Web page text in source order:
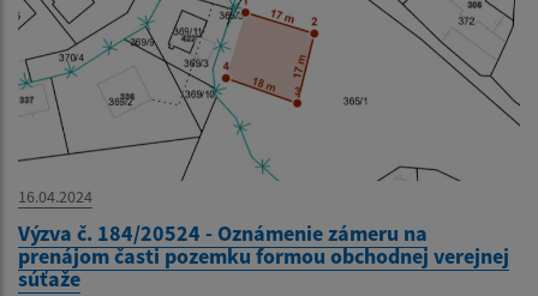
16.04.2024
Výzva č. 184/20524 - Oznámenie zámeru na
prenájom časti pozemku formou obchodnej verejnej
súťaže